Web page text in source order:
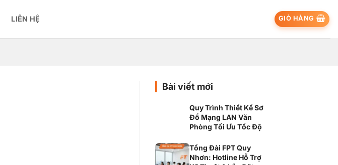
LIÊN HỆ GIỎ HÀNG
Bài viết mới
Quy Trình Thiết Kế Sơ
Đồ Mạng LAN Văn
Phòng Tối Ưu Tốc Độ
Tổng Đài FPT Quy
Nhơn: Hotline Hỗ Trợ